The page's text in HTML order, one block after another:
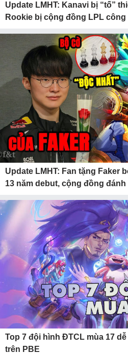
Update LMHT: Kanavi bị “tố”
Rookie bị cộng đồng LPL
Update LMHT: Fan tặng Faker
13 năm debut, cộng đồng
Top 7 đội hình ĐTCL mùa 17
trên PBE